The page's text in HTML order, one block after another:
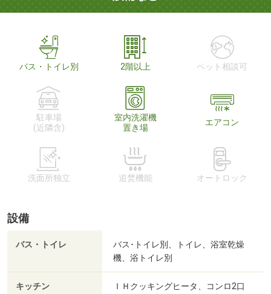
バス・トイレ別 2階以上 ペット相談可
駐車場
(近隣含)
室内洗濯機
置き場
エアコン
洗面所独立 追焚機能 オートロック
設備
バス・トイレ
バス･トイレ別、トイレ、浴室乾燥
機、浴トイレ別
キッチン
ＩＨクッキングヒータ、コンロ2口